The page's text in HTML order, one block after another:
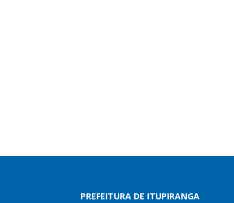
PREFEITURA DE ITUPIRANGA